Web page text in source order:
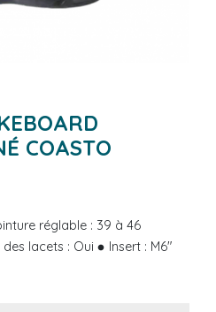
COASTO
réglable : 39 à 46
lacets : Oui
Insert : M6"